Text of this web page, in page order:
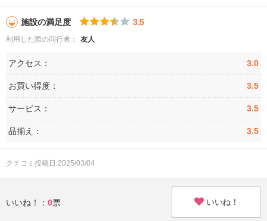
施設の満足度 3.5
利用した際の同行者： 友人
アクセス： 3.0
お買い得度： 3.5
サービス： 3.5
品揃え： 3.5
クチコミ投稿日:2025/03/04
いいね！： 0票 いいね！